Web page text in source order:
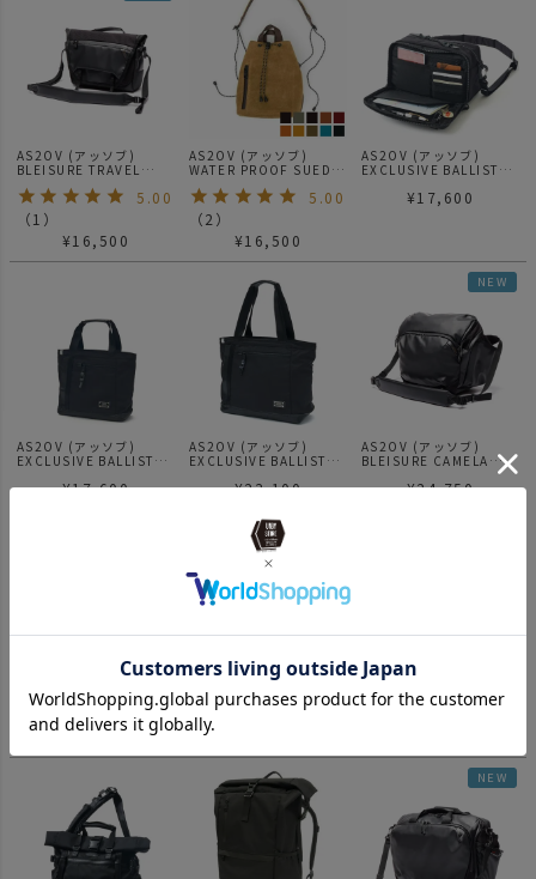
AS2OV (アッソブ)
BLEISURE TRAVEL
SHOULDER / ブレジャ
ーシリーズ
5.00
（1 ）
¥16,500
AS2OV (アッソブ)
WATER PROOF SUEDE
DRAWSTRING BAG / 巾
着 バッグ
5.00
（2 ）
¥16,500
AS2OV (アッソブ)
EXCLUSIVE BALLISTIC
SHOULDER
¥17,600
AS2OV (アッソブ)
EXCLUSIVE BALLISTIC
バッグ ハンドバッグ
¥17,600
AS2OV (アッソブ)
EXCLUSIVE BALLISTIC
バッグ ハンドバッグ
¥23,100
NEW
AS2OV (アッソブ)
BLEISURE CAMELA
ズ
¥24,750
AS2OV (アッソブ)
WATER PROOF
CORDURA 305D 2WAY
TOTE 2WAY リュック
BLACK
¥28,600
AS2OV (アッソブ)
EXCLUSIVE BALLISTIC
NYLON 2WAY TOTE
BACK PACK / バックパ
ック リュック
AS2OV
ビジネスリュック ビジネ
NYLON 2WAY
NEW